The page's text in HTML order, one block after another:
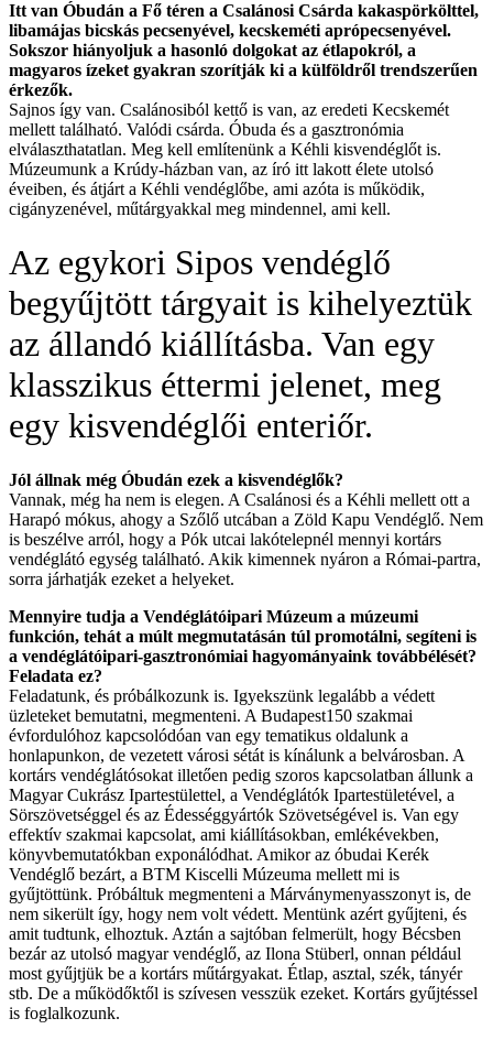
Itt van Óbudán a Fő téren a Csalánosi Csárda kakaspörkölttel,
libamájas bicskás pecsenyével, kecskeméti aprópecsenyével.
Sokszor hiányoljuk a hasonló dolgokat az étlapokról, a
magyaros ízeket gyakran szorítják ki a külföldről trendszerűen
érkezők.
Sajnos így van. Csalánosiból kettő is van, az eredeti Kecskemét
mellett található. Valódi csárda. Óbuda és a gasztronómia
elválaszthatatlan. Meg kell említenünk a Kéhli kisvendéglőt is.
Múzeumunk a Krúdy-házban van, az író itt lakott élete utolsó
éveiben, és átjárt a Kéhli vendéglőbe, ami azóta is működik,
cigányzenével, műtárgyakkal meg mindennel, ami kell.
Az egykori Sipos vendéglő
begyűjtött tárgyait is kihelyeztük
az állandó kiállításba. Van egy
klasszikus éttermi jelenet, meg
egy kisvendéglői enteriőr.
Jól állnak még Óbudán ezek a kisvendéglők?
Vannak, még ha nem is elegen. A Csalánosi és a Kéhli mellett ott a
Harapó mókus, ahogy a Szőlő utcában a Zöld Kapu Vendéglő. Nem
is beszélve arról, hogy a Pók utcai lakótelepnél mennyi kortárs
vendéglátó egység található. Akik kimennek nyáron a Római-partra,
sorra járhatják ezeket a helyeket.
Mennyire tudja a Vendéglátóipari Múzeum a múzeumi
funkción, tehát a múlt megmutatásán túl promotálni, segíteni is
a vendéglátóipari-gasztronómiai hagyományaink továbbélését?
Feladata ez?
Feladatunk, és próbálkozunk is. Igyekszünk legalább a védett
üzleteket bemutatni, megmenteni. A Budapest150 szakmai
évfordulóhoz kapcsolódóan van egy tematikus oldalunk a
honlapunkon, de vezetett városi sétát is kínálunk a belvárosban. A
kortárs vendéglátósokat illetően pedig szoros kapcsolatban állunk a
Magyar Cukrász Ipartestülettel, a Vendéglátók Ipartestületével, a
Sörszövetséggel és az Édességgyártók Szövetségével is. Van egy
effektív szakmai kapcsolat, ami kiállításokban, emlékévekben,
könyvbemutatókban exponálódhat. Amikor az óbudai Kerék
Vendéglő bezárt, a BTM Kiscelli Múzeuma mellett mi is
gyűjtöttünk. Próbáltuk megmenteni a Márványmenyasszonyt is, de
nem sikerült így, hogy nem volt védett. Mentünk azért gyűjteni, és
amit tudtunk, elhoztuk. Aztán a sajtóban felmerült, hogy Bécsben
bezár az utolsó magyar vendéglő, az Ilona Stüberl, onnan például
most gyűjtjük be a kortárs műtárgyakat. Étlap, asztal, szék, tányér
stb. De a működőktől is szívesen vesszük ezeket. Kortárs gyűjtéssel
is foglalkozunk.